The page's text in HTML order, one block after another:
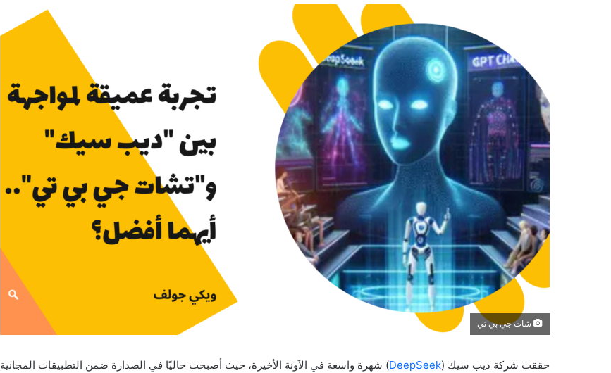
شات جي بي تي
حققت شركة ديب سيك (DeepSeek) شهرة واسعة في الآونة الأخيرة، حيث أصبحت حاليًا في الصدارة ضمن التطبيقات المجانية